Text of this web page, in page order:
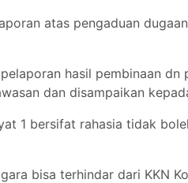
atas pengaduan
hasil pembinaan
dan disampaikan
1 bersifat rahasia tidak
bisa terhindar dari KKN